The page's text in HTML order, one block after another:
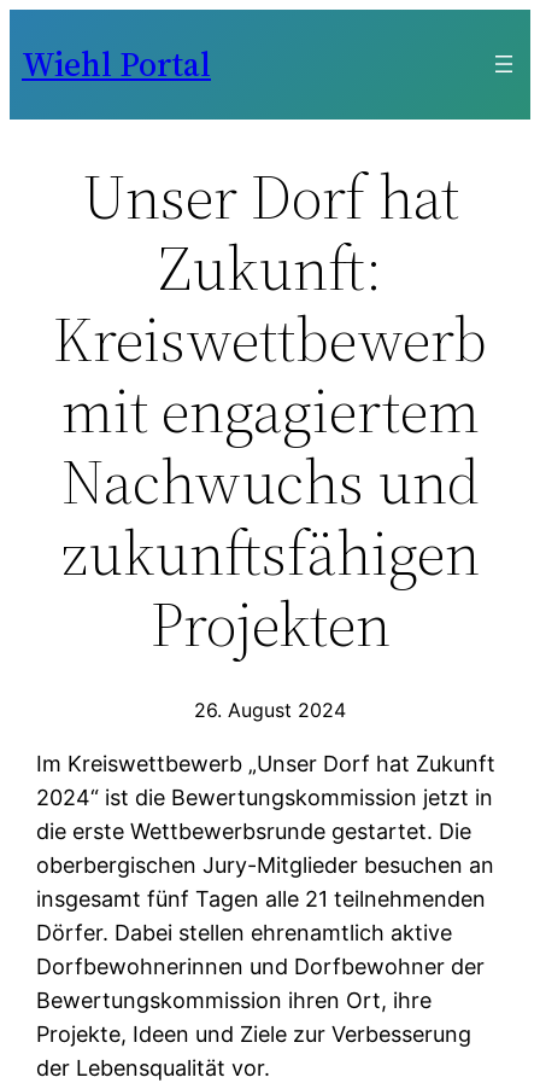
Inhalt
Wiehl Portal
Unser Dorf hat
Zukunft:
Kreiswettbewerb
mit engagiertem
Nachwuchs und
zukunftsfähigen
Projekten
26. August 2024
Im Kreiswettbewerb „Unser Dorf hat Zukunft
2024“ ist die Bewertungskommission jetzt in
die erste Wettbewerbsrunde gestartet. Die
oberbergischen Jury-Mitglieder besuchen an
insgesamt fünf Tagen alle 21 teilnehmenden
Dörfer. Dabei stellen ehrenamtlich aktive
Dorfbewohnerinnen und Dorfbewohner der
Bewertungskommission ihren Ort, ihre
Projekte, Ideen und Ziele zur Verbesserung
der Lebensqualität vor.